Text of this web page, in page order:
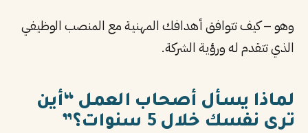
وهو – كيف تتوافق أهدافك المهنية مع المنصب الوظيفي
الذي تتقدم له ورؤية الشركة.
لماذا يسأل أصحاب العمل “أين
ترى نفسك خلال 5 سنوات؟”